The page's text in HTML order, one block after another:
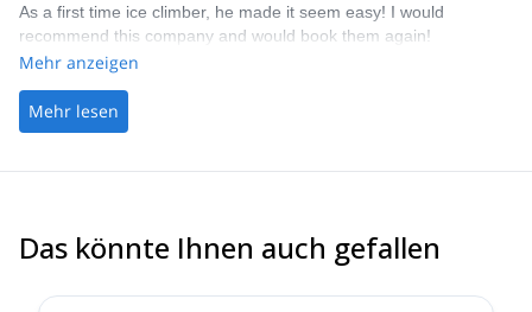
As a first time ice climber, he made it seem easy! I would
recommend this company and would book them again!
Mehr anzeigen
Mehr lesen
Das könnte Ihnen auch gefallen
5.0